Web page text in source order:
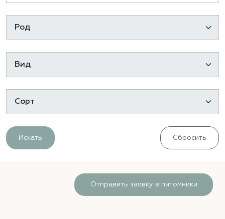
Искать Сбросить
Отправить заявку в питомники